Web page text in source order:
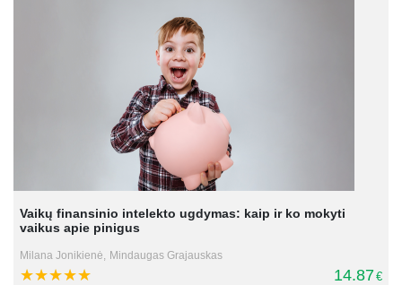
Vaikų finansinio intelekto ugdymas: kaip ir ko mokyti
vaikus apie pinigus
Milana Jonikienė, Mindaugas Grajauskas
14.87€